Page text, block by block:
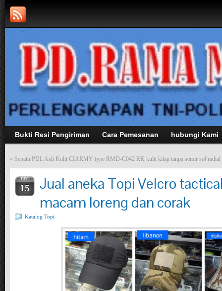
Bukti Resi Pengiriman Cara Pemesanan hubungi Kami
« Sepatu PDL Asli Kulit CIARMY type RMD-C042 RK kulit kilap tanpa semir sol radial
DEC
15
Jual aneka Topi Velcro
macam loreng dan corak
Katalog Topi